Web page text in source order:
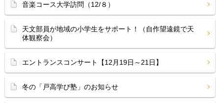
音楽コース大学訪問（12/８）
天文部員が地域の小学生をサポート！（自作望遠鏡で天
体観察会）
エントランスコンサート【12月19日～21日】
冬の「戸高学び塾」のお知らせ